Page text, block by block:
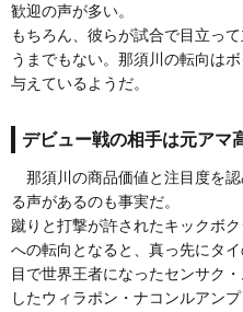
歓迎の声が多い。
もちろん、彼らが試合で目立っ
うまでもない。那須川の転向は
与えているようだ。
デビュー戦の相手は元アマ
那須川の商品価値と注目度を
る声があるのも事実だ。
蹴りと打撃が許されたキックボ
への転向となると、真っ先にタ
目で世界王者になったセンサク
したウィラポン・ナコンルアン